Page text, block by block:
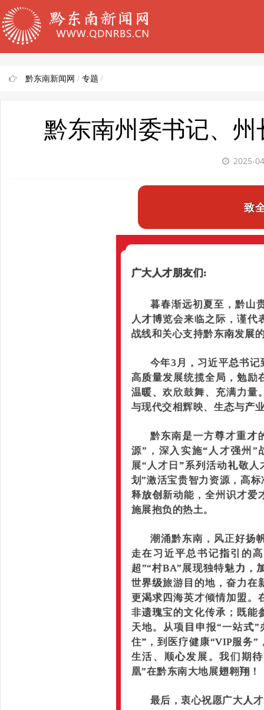
黔东南新闻网 / 专题 /
黔东南州委书记、
2025-
致
广大人才朋友们:
暮春渐远初夏至，黔山
人才博览会来临之际，谨代
战线和关心支持黔东南发展
今年3月，习近平总书
高质量发展统揽全局，勉励
温暖、欢欣鼓舞、充满力量
与现代交相辉映、生态与产
黔东南是一方尊才重才
源”，深入实施“人才强州”
展“人才日”系列活动礼敬
划”激活宝贵智力资源，高
释放创新动能，全州识才爱
施展抱负的热土。
潮涌黔东南，风正好扬
走在习近平总书记指引的
超”“村BA”展现独特魅力，
世界级旅游目的地，奋力在
更渴求四海英才倾情加盟。
非遗瑰宝的文化传承；既能
天地。从项目申报“一站式
住”，到医疗健康“VIP服务
生活、顺心发展。我们期
凰”在黔东南大地展翅翱翔！
最后，衷心祝愿广大人